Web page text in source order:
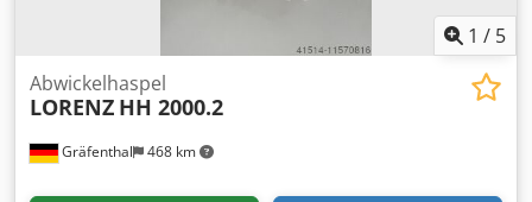
1 / 5
Gräfenthal 468 km
Abwickelhaspel
LORENZ HH 2000.2